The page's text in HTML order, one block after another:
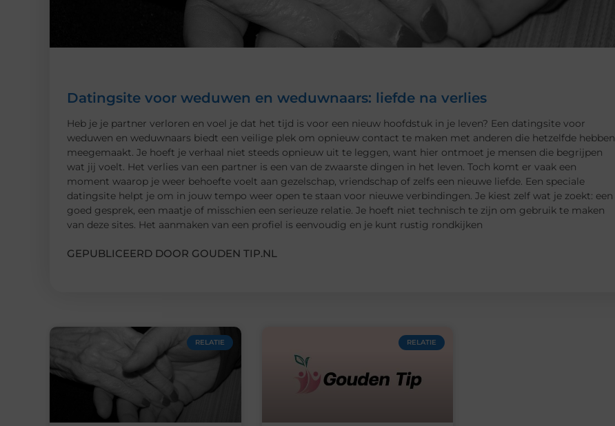
Datingsite voor weduwen en weduwnaars: liefde na verlies
Heb je je partner verloren en voel je dat het tijd is voor een nieuw hoofdstuk in je leven? Een datingsite voor
weduwen en weduwnaars biedt een veilige plek om opnieuw contact te maken met anderen die hetzelfde hebben
meegemaakt. Je hoeft je verhaal niet steeds opnieuw uit te leggen, want hier ontmoet je mensen die begrijpen
wat jij voelt. Het verlies van een partner is een van de zwaarste dingen in het leven. Toch komt er vaak een
moment waarop je weer behoefte voelt aan gezelschap, vriendschap of zelfs een nieuwe liefde. Een speciale
datingsite helpt je om in jouw tempo weer open te staan voor nieuwe verbindingen. Je kiest zelf wat je zoekt: een
goed gesprek, een maatje of misschien een serieuze relatie. Je hoeft niet technisch te zijn om gebruik te maken
van deze sites. Het aanmaken van een profiel is eenvoudig en je kunt rustig rondkijken
GEPUBLICEERD DOOR GOUDEN TIP.NL
RELATIE RELATIE